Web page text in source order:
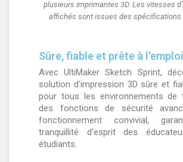
plusieurs imprimantes 3D. Les vitesses
affichés sont issues des spécifications
Sûre, fiable et prête à l'emploi
Avec UltiMaker Sketch Sprint,
solution d'impression 3D sûre et
pour tous les environnements de
des fonctions de sécurité
fonctionnement convivial,
tranquillité d'esprit des
étudiants.